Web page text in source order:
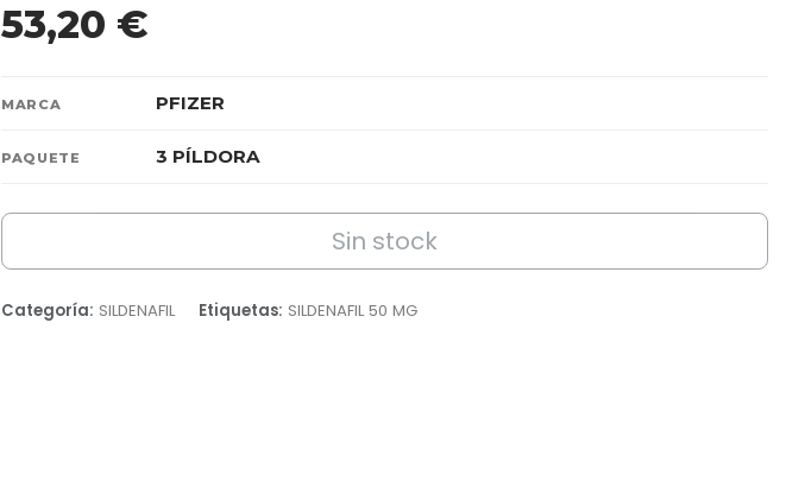
53,20 €
MARCA PFIZER
PAQUETE 3 PÍLDORA
Sin stock
Categoría: SILDENAFIL Etiquetas: SILDENAFIL 50 MG